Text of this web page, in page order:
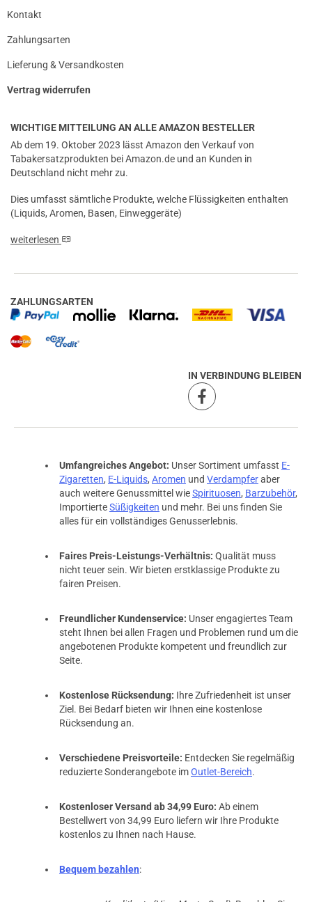
Kontakt
Zahlungsarten
Lieferung & Versandkosten
Vertrag widerrufen
WICHTIGE MITTEILUNG AN ALLE AMAZON BESTELLER
Ab dem 19. Oktober 2023 lässt Amazon den Verkauf von
Tabakersatzprodukten bei Amazon.de und an Kunden in
Deutschland nicht mehr zu.
Dies umfasst sämtliche Produkte, welche Flüssigkeiten enthalten
(Liquids, Aromen, Basen, Einweggeräte)
weiterlesen
ZAHLUNGSARTEN
IN VERBINDUNG BLEIBEN
Umfangreiches Angebot: Unser Sortiment umfasst E-
Zigaretten, E-Liquids, Aromen und Verdampferaber
auch weitere Genussmittel wieSpirituosen, Barzubehör,
ImportierteSüßigkeiten und mehr. Bei uns finden Sie
alles für ein vollständiges Genusserlebnis.
Faires Preis-Leistungs-Verhältnis: Qualität muss
nicht teuer sein. Wir bieten erstklassige Produkte zu
fairen Preisen.
Freundlicher Kundenservice: Unser engagiertes Team
steht Ihnen bei allen Fragen und Problemen rund um die
angebotenen Produkte kompetent und freundlich zur
Seite.
Kostenlose Rücksendung: Ihre Zufriedenheit ist unser
Ziel. Bei Bedarf bieten wir Ihnen eine kostenlose
Rücksendung an.
Verschiedene Preisvorteile: Entdecken Sie regelmäßig
reduzierte Sonderangebote imOutlet-Bereich.
Kostenloser Versand ab 34,99 Euro: Ab einem
Bestellwert von 34,99 Euro liefern wir Ihre Produkte
kostenlos zu Ihnen nach Hause.
Bequem bezahlen: